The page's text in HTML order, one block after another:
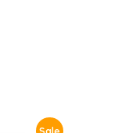
Sale